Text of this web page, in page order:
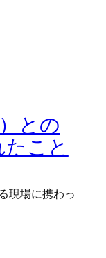
との
こと
現場に携わっ